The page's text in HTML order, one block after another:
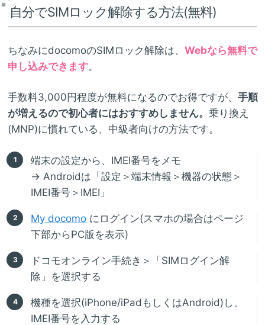
自分でSIMロック解除する方法(無料)
ちなみにdocomoのSIMロック解除は、 Webなら無料で
申し込みできます。
手数料3,000円程度が無料になるのでお得ですが、 手順
が増えるので初心者にはおすすめしません。 乗り換え
(MNP)に慣れている、中級者向けの方法です。
端末の設定から、IMEI番号をメモ
→ Androidは「設定＞端末情報＞機器の状態＞
IMEI番号＞IMEI」
My docomo にログイン(スマホの場合はページ
下部からPC版を表示)
ドコモオンライン手続き＞「SIMログイン解
除」を選択する
機種を選択(iPhone/iPadもしくはAndroid)し、
IMEI番号を入力する